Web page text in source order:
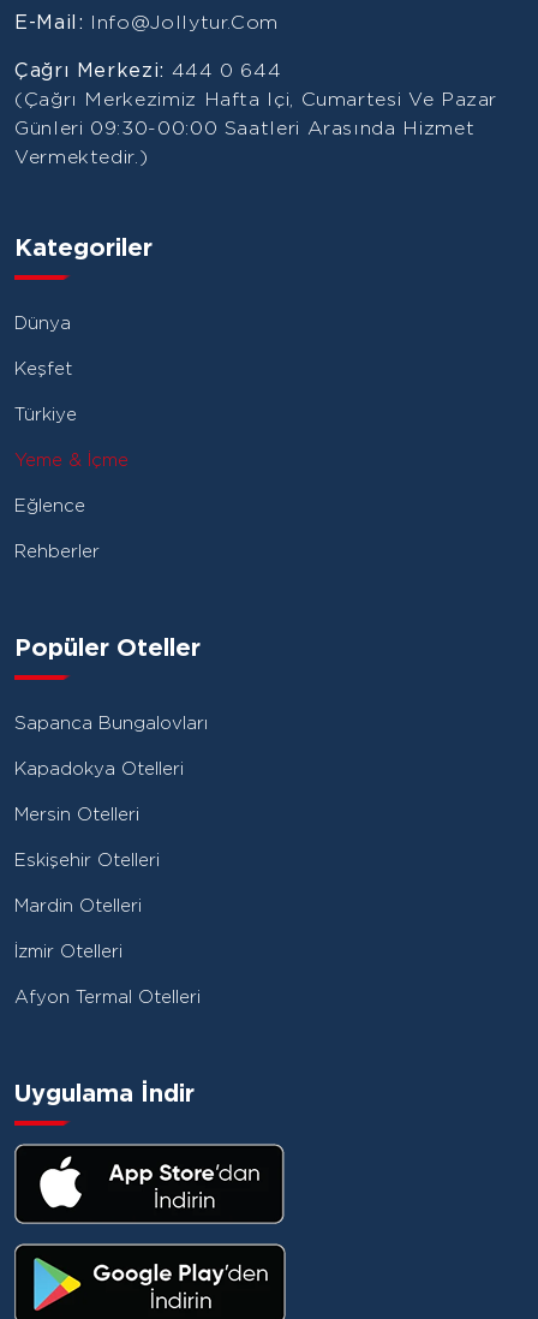
E-Mail: Info@jollytur.com
Çağrı Merkezi: 444 0 644
(Çağrı Merkezimiz Hafta Içi, Cumartesi Ve Pazar
Günleri 09:30-00:00 Saatleri Arasında Hizmet
Vermektedir.)
Kategoriler
Dünya
Keşfet
Türkiye
Yeme & İçme
Eğlence
Rehberler
Popüler Oteller
Sapanca Bungalovları
Kapadokya Otelleri
Mersin Otelleri
Eskişehir Otelleri
Mardin Otelleri
İzmir Otelleri
Afyon Termal Otelleri
Uygulama İndir